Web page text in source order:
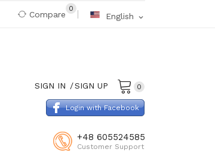
English expand_more
Compare
0
0
SIGN IN SIGN UP
+48 605524585
Customer Support
Login with Facebook